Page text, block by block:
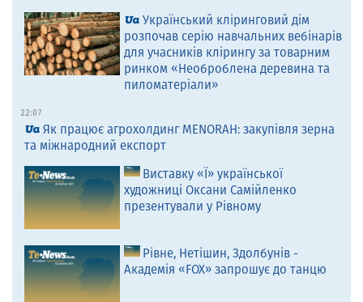
Український кліринговий дім
розпочав серію навчальних вебінарів
для учасників клірингу за товарним
ринком «Необроблена деревина та
пиломатеріали»
22:07
Як працює агрохолдинг MENORAH: закупівля зерна
та міжнародний експорт
Виставку «Ї» української
художниці Оксани Самійленко
презентували у Рівному
Рівне, Нетішин, Здолбунів -
Академія «FOX» запрошує до танцю